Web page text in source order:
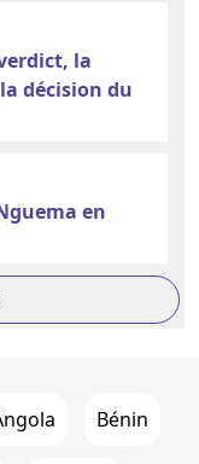
la
décision du
en
Bénin